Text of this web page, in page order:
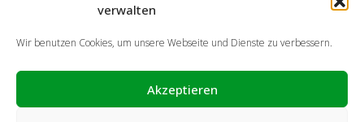
verwalten
Wir benutzen Cookies, um unsere Webseite und Dienste zu verbessern.
Akzeptieren
Folgeschäden angefallen sind?